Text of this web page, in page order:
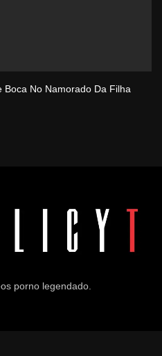
Boca No Namorado Da Filha
porno legendado.